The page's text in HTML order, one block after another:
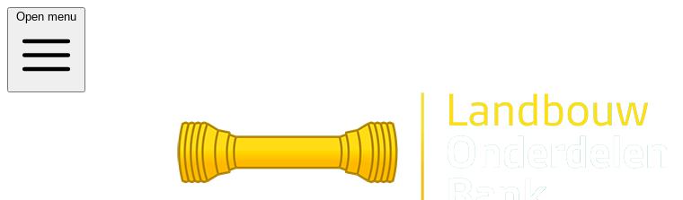
Open menu